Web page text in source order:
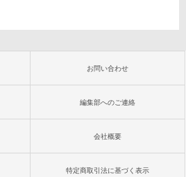
お問い合わせ
編集部へのご連絡
会社概要
特定商取引法に基づく表示